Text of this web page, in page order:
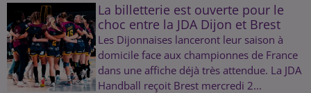
La billetterie est ouverte pour le
choc entre la JDA Dijon et Brest
Les Dijonnaises lanceront leur saison à
domicile face aux championnes de France
dans une affiche déjà très attendue. La JDA
Handball reçoit Brest mercredi 2...